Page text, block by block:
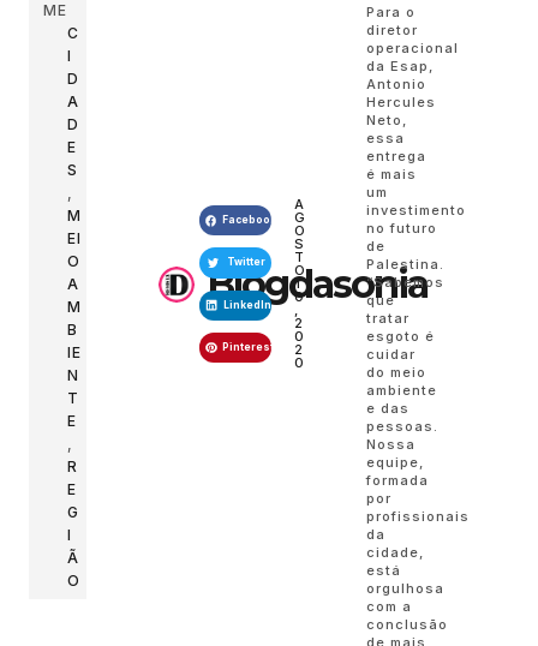
ME
C
I
D
A
D
E
S
,
M
EI
O
A
M
B
IE
N
T
E
,
R
E
G
I
Ã
O
Blogdasonia
Facebook
Twitter
LinkedIn
Pinterest
A
G
O
S
T
O
1
0
,
2
0
2
0
Para o
diretor
operacional
da Esap,
Antonio
Hercules
Neto,
essa
entrega
é mais
um
investimento
no futuro
de
Palestina.
“Sabemos
que
tratar
esgoto é
cuidar
do meio
ambiente
e das
pessoas.
Nossa
equipe,
formada
por
profissionais
da
cidade,
está
orgulhosa
com a
conclusão